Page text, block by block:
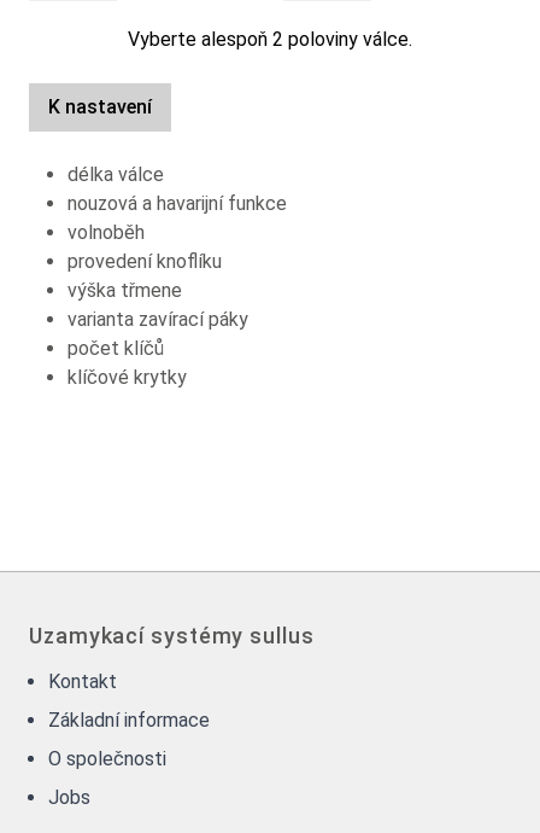
Vyberte alespoň 2 poloviny válce.
K nastavení
délka válce
nouzová a havarijní funkce
volnoběh
provedení knoflíku
výška třmene
varianta zavírací páky
počet klíčů
klíčové krytky
Uzamykací systémy sullus
Kontakt
Základní informace
O společnosti
Jobs